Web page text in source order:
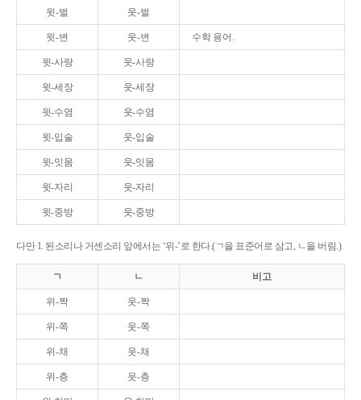
윗-벌 웃-벌
윗-변 웃-변 수학 용어.
윗-사랑 웃-사랑
윗-세장 웃-세장
윗-수염 웃-수염
윗-입술 웃-입술
윗-잇몸 웃-잇몸
윗-자리 웃-자리
윗-중방 웃-중방
다만 1. 된소리나 거센소리 앞에서는 ‘위-’로 한다.(ㄱ을 표준어로 삼고, ㄴ을 버림.)
ㄱ ㄴ 비고
위-짝 웃-짝
위-쪽 웃-쪽
위-채 웃-채
위-층 웃-층